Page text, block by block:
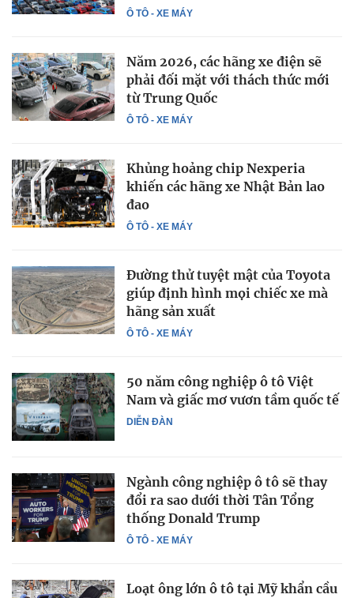
Ô TÔ - XE MÁY
Ô TÔ - XE MÁY
Năm 2026, các hãng xe điện sẽ
phải đối mặt với thách thức mới
từ Trung Quốc
Ô TÔ - XE MÁY
Khủng hoảng chip Nexperia
khiến các hãng xe Nhật Bản lao
đao
Ô TÔ - XE MÁY
Đường thử tuyệt mật của Toyota
giúp định hình mọi chiếc xe mà
hãng sản xuất
DIỄN ĐÀN
50 năm công nghiệp ô tô Việt
Nam và giấc mơ vươn tầm quốc tế
Ô TÔ - XE MÁY
Ngành công nghiệp ô tô sẽ thay
đổi ra sao dưới thời Tân Tổng
thống Donald Trump
Loạt ông lớn ô tô tại Mỹ khẩn cầu